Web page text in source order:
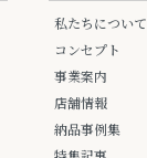
私たちについて
コンセプト
事業案内
店舗情報
納品事例集